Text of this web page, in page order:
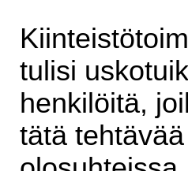
tulisi
henkilöitä,
tätä